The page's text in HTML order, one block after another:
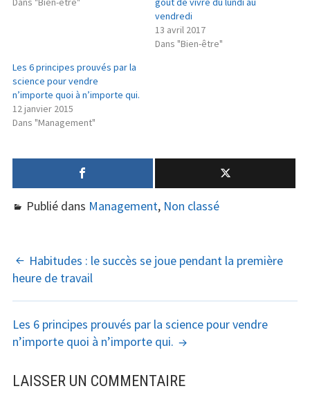
vendredi
13 avril 2017
Dans "Bien-être"
Les 6 principes prouvés par la
science pour vendre
n’importe quoi à n’importe qui.
12 janvier 2015
Dans "Management"
Publié dans Management, Non classé
NAVIGATION
DES
Habitudes : le succès se joue pendant la première
heure de travail
Les 6 principes prouvés par la science pour vendre
n’importe quoi à n’importe qui.
LAISSER UN COMMENTAIRE